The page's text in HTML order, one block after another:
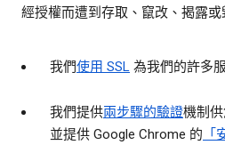
經授權而遭到存取、竄改、揭露或
我們使用 SSL 為我們的許多
我們提供兩步驟的驗證機制
並提供 Google Chrome 的